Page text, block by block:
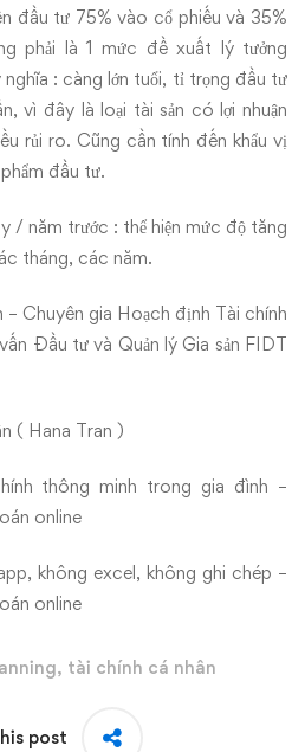
đầu tư 75% vào cổ phiếu và 35%
phải là 1 mức đề xuất lý tưởng
: càng lớn tuổi, tỉ trọng đầu tư
vì đây là loại tài sản có lợi nhuận
rủi ro. Cũng cần tính đến khẩu vị
đầu tư.
/ năm trước : thể hiện mức độ tăng
tháng, các năm.
Chuyên gia Hoạch định Tài chính
Đầu tư và Quản lý Gia sản FIDT
( Hana Tran )
thông minh trong gia đình –
online
không excel, không ghi chép –
online
, tài chính cá nhân
post